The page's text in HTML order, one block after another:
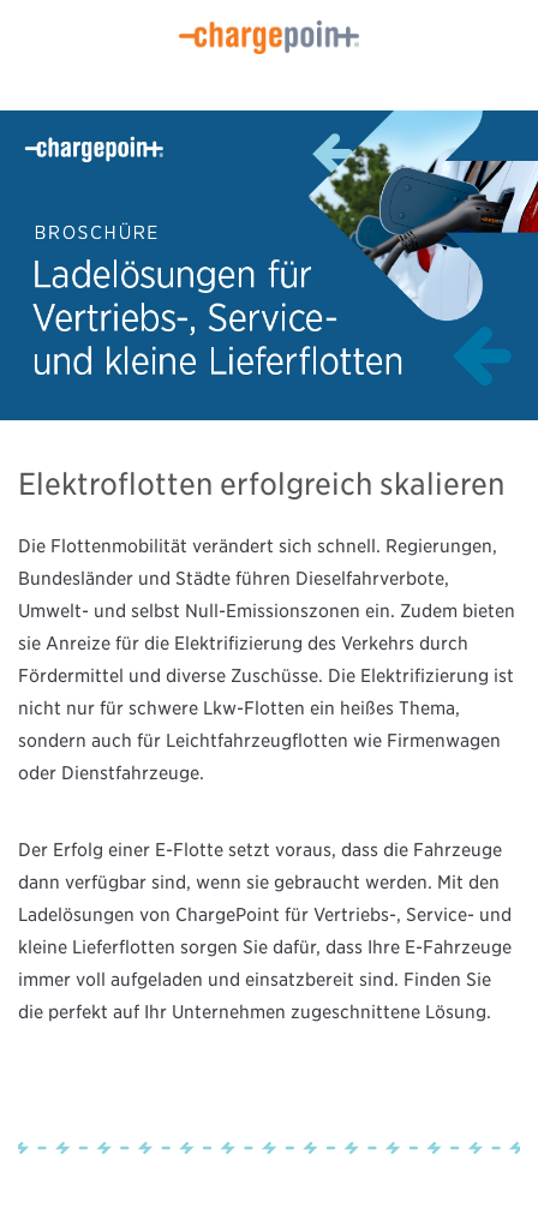
Elektroflotten erfolgreich skalieren
Die Flottenmobilität verändert sich schnell. Regierungen,
Bundesländer und Städte führen Dieselfahrverbote,
Umwelt- und selbst Null-Emissionszonen ein. Zudem bieten
sie Anreize für die Elektrifizierung des Verkehrs durch
Fördermittel und diverse Zuschüsse. Die Elektrifizierung ist
nicht nur für schwere Lkw-Flotten ein heißes Thema,
sondern auch für Leichtfahrzeugflotten wie Firmenwagen
oder Dienstfahrzeuge.
Der Erfolg einer E-Flotte setzt voraus, dass die Fahrzeuge
dann verfügbar sind, wenn sie gebraucht werden. Mit den
Ladelösungen von ChargePoint für Vertriebs-, Service- und
kleine Lieferflotten sorgen Sie dafür, dass Ihre E-Fahrzeuge
immer voll aufgeladen und einsatzbereit sind. Finden Sie
die perfekt auf Ihr Unternehmen zugeschnittene Lösung.